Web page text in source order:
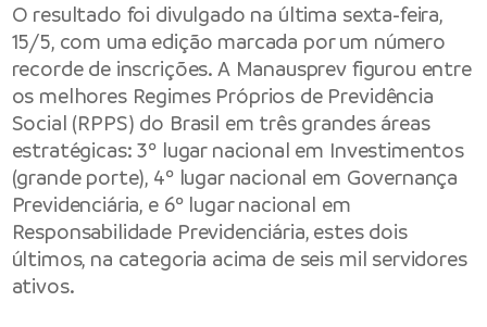
O resultado foi divulgado na última sexta-feira,
15/5, com uma edição marcada por um número
recorde de inscrições. A Manausprev figurou entre
os melhores Regimes Próprios de Previdência
Social (RPPS) do Brasil em três grandes áreas
estratégicas: 3º lugar nacional em Investimentos
(grande porte), 4º lugar nacional em Governança
Previdenciária, e 6º lugar nacional em
Responsabilidade Previdenciária, estes dois
últimos, na categoria acima de seis mil servidores
ativos.